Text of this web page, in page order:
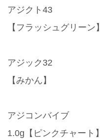
アジクト43
【フラッシュグリーン】
アジック32
【みかん】
アジコンバイブ
1.0g【ピンクチャート】